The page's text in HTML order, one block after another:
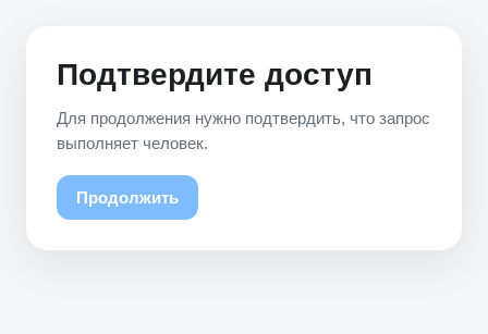
Подтвердите доступ
Для продолжения нужно подтвердить, что запрос
выполняет человек.
Продолжить